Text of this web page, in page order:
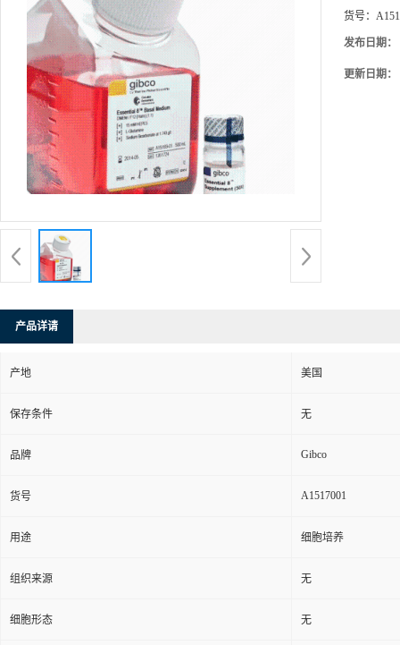
货号：
发布日期：
更新日期：
产品详请
产地 美国
保存条件 无
品牌 Gibco
货号 A1517001
用途 细胞培养
组织来源 无
细胞形态 无